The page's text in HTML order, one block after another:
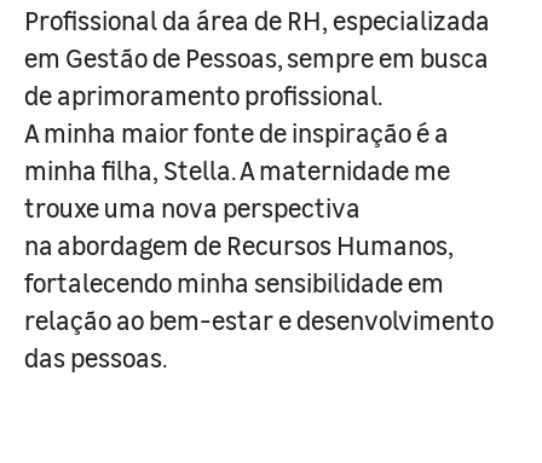
Profissional da área de RH, especializada
em Gestão de Pessoas, sempre em busca
de aprimoramento profissional.
A minha maior fonte de inspiração é a
minha filha, Stella. A maternidade me
trouxe uma nova perspectiva
na abordagem de Recursos Humanos,
fortalecendo minha sensibilidade em
relação ao bem-estar e desenvolvimento
das pessoas.